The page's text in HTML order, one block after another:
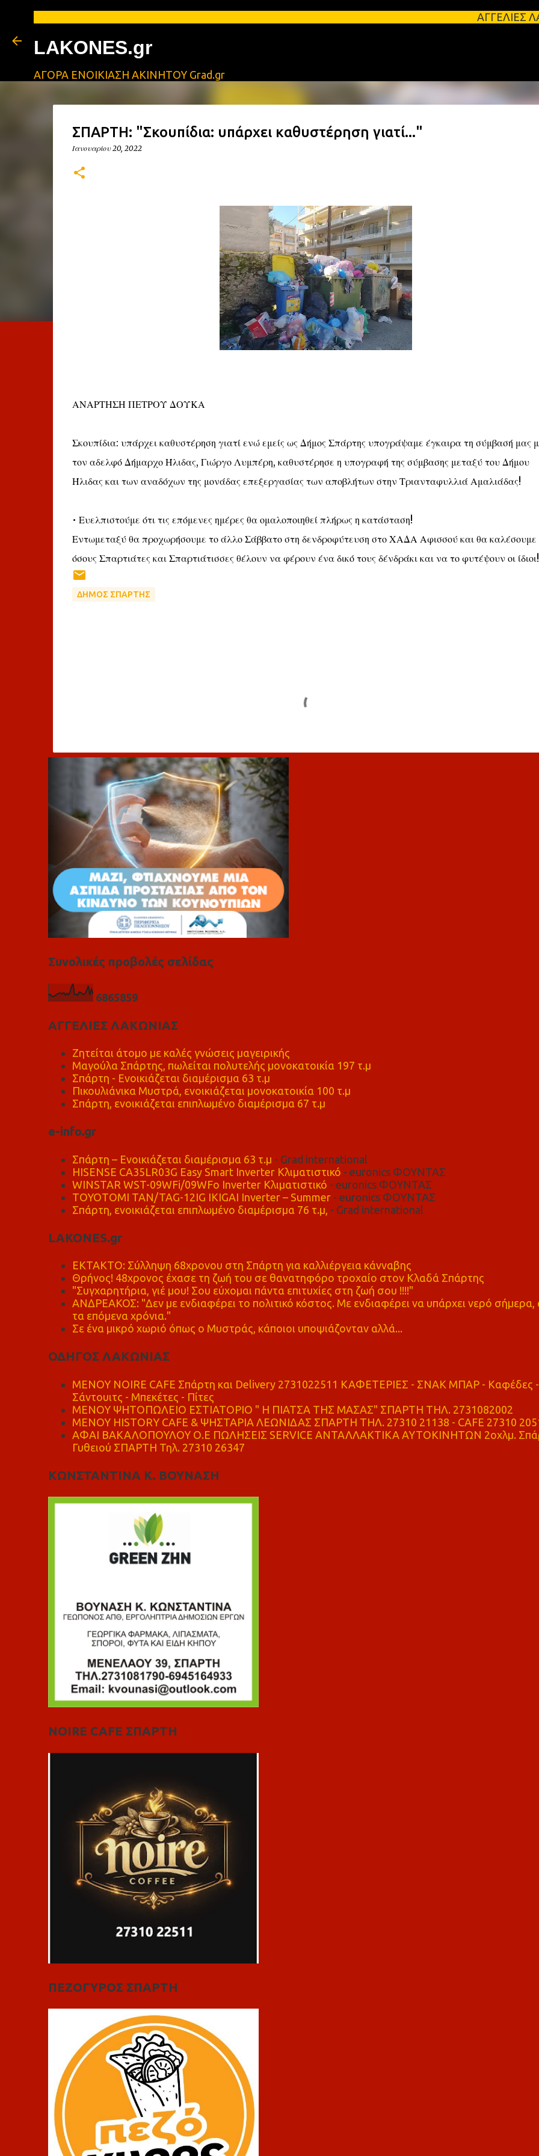
Μετάβαση στο κύριο περιεχόμενο
ΑΓΓΕΛΙΕΣ ΛΑΚΩΝΙΑΣ
LAKONES.gr
ΑΓΟΡΑ ΕΝΟΙΚΙΑΣΗ ΑΚΙΝΗΤΟΥ Grad.gr
ΣΠΑΡΤΗ: "Σκουπίδια: υπάρχει καθυστέρηση γιατί..."
Ιανουαρίου 20, 2022
ΑΝΑΡΤΗΣΗ ΠΕΤΡΟΥ ΔΟΥΚΑ
Σκουπίδια: υπάρχει καθυστέρηση γιατί ενώ εμείς ως Δήμος Σπάρτης υπογράψαμε έγκαιρα τη σύμβασή μας
τον αδελφό Δήμαρχο Ήλιδας, Γιώργο Λυμπέρη, καθυστέρησε η υπογραφή της σύμβασης μεταξύ του Δήμου
Ήλιδας και των αναδόχων της μονάδας επεξεργασίας των αποβλήτων στην Τριανταφυλλιά Αμαλιάδας!
• Ευελπιστούμε ότι τις επόμενες ημέρες θα ομαλοποιηθεί πλήρως η κατάσταση!
Εντωμεταξύ θα προχωρήσουμε το άλλο Σάββατο στη δενδροφύτευση στο ΧΑΔΑ Αφισσού και θα καλέσουμε
όσους Σπαρτιάτες και Σπαρτιάτισσες θέλουν να φέρουν ένα δικό τους δένδράκι και να το φυτέψουν οι
ΔΗΜΟΣ ΣΠΑΡΤΗΣ
λ
Συνολικές προβολές σελίδας
6865859
ΑΓΓΕΛΙΕΣ ΛΑΚΩΝΙΑΣ
Ζητείται άτομο με καλές γνώσεις μαγειρικής
Μαγούλα Σπάρτης, πωλείται πολυτελής μονοκατοικία 197 τ.μ
Σπάρτη - Ενοικιάζεται διαμέρισμα 63 τ.μ
Πικουλιάνικα Μυστρά, ενοικιάζεται μονοκατοικία 100 τ.μ
Σπάρτη, ενοικιάζεται επιπλωμένο διαμέρισμα 67 τ.μ
e-info.gr
Σπάρτη – Ενοικιάζεται διαμέρισμα 63 τ.μ - Grad international
HISENSE CA35LR03G Easy Smart Inverter Κλιματιστικό - euronics ΦΟΥΝΤΑΣ
WINSTAR WST-09WFi/09WFo Inverter Κλιματιστικό - euronics ΦΟΥΝΤΑΣ
TOYOTOMI TAN/TAG-12IG IKIGAI Inverter – Summer- euronics ΦΟΥΝΤΑΣ
Σπάρτη, ενοικιάζεται επιπλωμένο διαμέρισμα 76 τ.μ, - Grad international
LAKONES.gr
ΕΚΤΑΚΤΟ: Σύλληψη 68χρονου στη Σπάρτη για καλλιέργεια κάνναβης
Θρήνος! 48χρονος έχασε τη ζωή του σε θανατηφόρο τροχαίο στον Κλαδά Σπάρτης
"Συγχαρητήρια, γιέ μου! Σου εύχομαι πάντα επιτυχίες στη ζωή σου !!!!"
ΑΝΔΡΕΑΚΟΣ: "Δεν με ενδιαφέρει το πολιτικό κόστος. Με ενδιαφέρει να υπάρχει νερό σήμερα,
τα επόμενα χρόνια."
Σε ένα μικρό χωριό όπως ο Μυστράς, κάποιοι υποψιάζονταν αλλά...
ΟΔΗΓΟΣ ΛΑΚΩΝΙΑΣ
MENOY NOIRE CAFE Σπάρτη και Delivery 2731022511 ΚΑΦΕΤΕΡΙΕΣ - ΣΝΑΚ ΜΠΑΡ - Καφέδες -
Σάντουιτς - Μπεκέτες - Πίτες
ΜΕΝΟΥ ΨΗΤΟΠΩΛΕΙΟ ΕΣΤΙΑΤΟΡΙΟ " Η ΠΙΑΤΣΑ ΤΗΣ ΜΑΣΑΣ" ΣΠΑΡΤΗ ΤΗΛ. 2731082002
ΜΕΝΟΥ HISTORY CAFE & ΨΗΣΤΑΡΙΑ ΛΕΩΝΙΔΑΣ ΣΠΑΡΤΗ ΤΗΛ. 27310 21138 - CAFE 27310
ΑΦΑΙ ΒΑΚΑΛΟΠΟΥΛΟΥ Ο.Ε ΠΩΛΗΣΕΙΣ SERVICE ΑΝΤΑΛΛΑΚΤΙΚΑ ΑΥΤΟΚΙΝΗΤΩΝ 2οχλμ.
Γυθειού ΣΠΑΡΤΗ Τηλ. 27310 26347
ΚΩΝΣΤΑΝΤΙΝΑ Κ. ΒΟΥΝΑΣΗ
NOIRE CAFE ΣΠΑΡΤΗ
ΠΕΖΟΓΥΡΟΣ ΣΠΑΡΤΗ